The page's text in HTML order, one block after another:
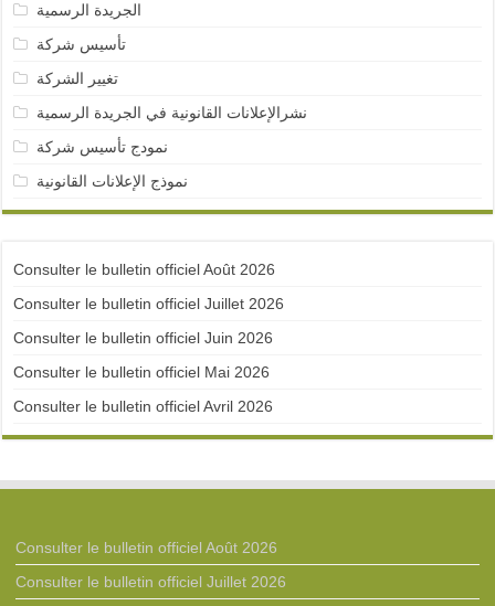
الجريدة الرسمية
تأسيس شركة
تغيير الشركة
نشرالإعلانات القانونية في الجريدة الرسمية
نمودج تأسيس شركة
نموذج الإعلانات القانونية
Consulter le bulletin officiel Août 2026
Consulter le bulletin officiel Juillet 2026
Consulter le bulletin officiel Juin 2026
Consulter le bulletin officiel Mai 2026
Consulter le bulletin officiel Avril 2026
Consulter le bulletin officiel Août 2026
Consulter le bulletin officiel Juillet 2026